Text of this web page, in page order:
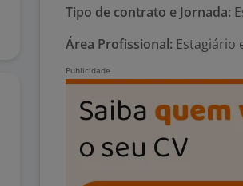
Tipo de contrato e Jornada:
Área Profissional: Estagiário